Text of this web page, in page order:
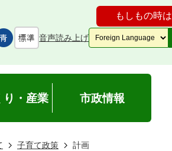
もしもの時は
音声読み上げ
り・産業 市政情報
子育て政策 計画